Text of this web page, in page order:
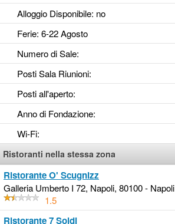
Alloggio Disponibile: no
Ferie: 6-22 Agosto
Numero di Sale:
Posti Sala Riunioni:
Posti all'aperto:
Anno di Fondazione:
Wi-Fi:
Ristoranti nella stessa zona
Ristorante O' Scugnizz
Galleria Umberto I 72, Napoli, 80100 - Napoli
1.5
Ristorante 7 Soldi